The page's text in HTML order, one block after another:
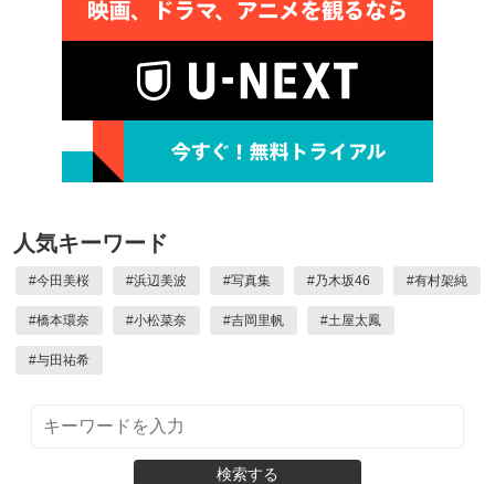
人気キーワード
#今田美桜 #浜辺美波 #写真集 #乃木坂46 #有村架純
#橋本環奈 #小松菜奈 #吉岡里帆 #土屋太鳳
#与田祐希
検索する